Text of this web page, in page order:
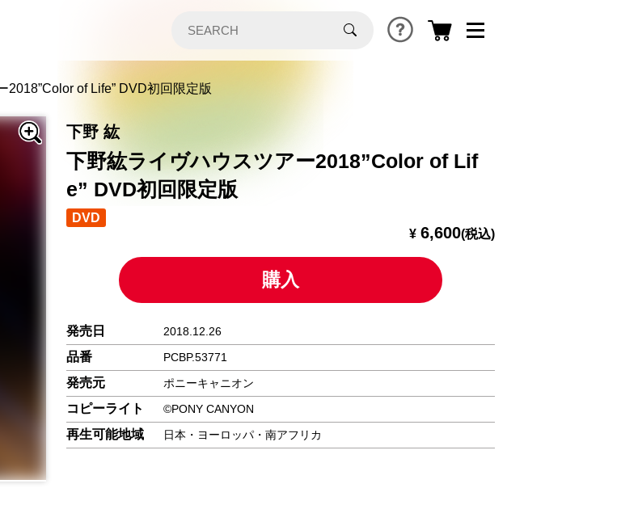
2018”Color of Life” DVD初回限定版
下野 紘
下野紘ライヴハウスツアー2018”Color of Lif
e” DVD初回限定版
DVD
¥ 6,600(税込)
購入
発売日 2018.12.26
品番 PCBP.53771
発売元 ポニーキャニオン
コピーライト ©PONY CANYON
再生可能地域 日本・ヨーロッパ・南アフリカ